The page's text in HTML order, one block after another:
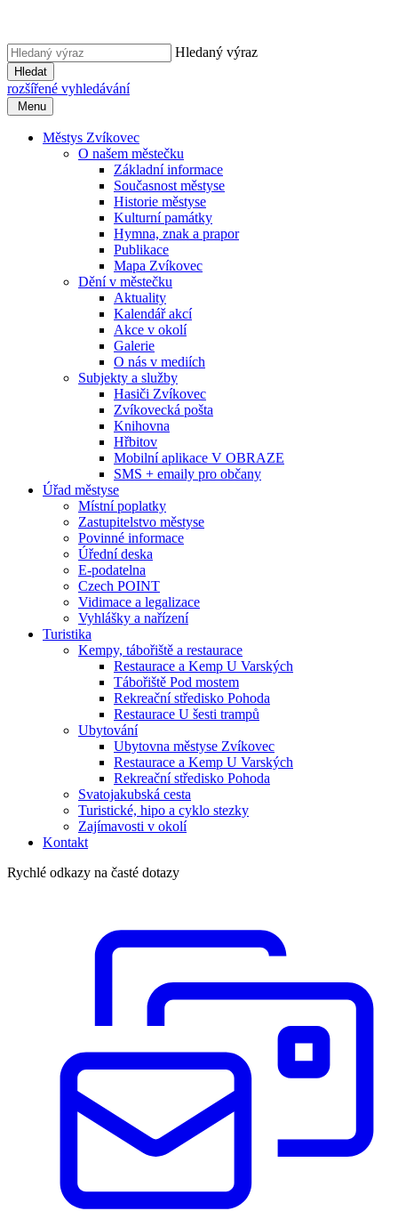
Hledaný výraz
Hledat
rozšířené vyhledávání
Menu
Městys Zvíkovec
O našem městečku
Základní informace
Současnost městyse
Historie městyse
Kulturní památky
Hymna, znak a prapor
Publikace
Mapa Zvíkovec
Dění v městečku
Aktuality
Kalendář akcí
Akce v okolí
Galerie
O nás v mediích
Subjekty a služby
Hasiči Zvíkovec
Zvíkovecká pošta
Knihovna
Hřbitov
Mobilní aplikace V OBRAZE
SMS + emaily pro občany
Úřad městyse
Místní poplatky
Zastupitelstvo městyse
Povinné informace
Úřední deska
E-podatelna
Czech POINT
Vidimace a legalizace
Vyhlášky a nařízení
Turistika
Kempy, tábořiště a restaurace
Restaurace a Kemp U Varských
Tábořiště Pod mostem
Rekreační středisko Pohoda
Restaurace U šesti trampů
Ubytování
Ubytovna městyse Zvíkovec
Restaurace a Kemp U Varských
Rekreační středisko Pohoda
Svatojakubská cesta
Turistické, hipo a cyklo stezky
Zajímavosti v okolí
Kontakt
Rychlé odkazy na časté dotazy